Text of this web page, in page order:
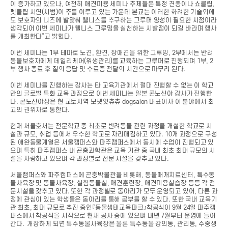
이 증가하고 있으나, 여전히 애견미용 세미나 주제들은 특정 견종이나 쇼클립,
펫클립 시연(시범)이 주를 이루고 있는 가운데 본교는 이러한 화려한 기술외에
도 보호자의 니즈에 발맞춰 웰니스를 추구하는 그루머 양성이 필요한 시점이라
생각되어 이번 세미나가 웰니스 그루밍을 실천하는 시발점이 되길 바라며 행사
를 개최한다”고 밝혔다.
이번 세미나는 1부 테마로 노견, 환견, 장애견을 위한 그루밍, 2부에서는 반려
동물보호자에게 데일리케어(위생관리)를 교육하는 그루머로 진행되며 1부, 2
부 행사 종료 후 질의 응답 및 수료증 전달의 시간으로 마무리 된다.
이번 세미나를 진행하는 강사는 타 교육기관에서 절대 진행할 수 없는 이 학교
만의 글로벌 특화 교육 과정으로 이번 세미나는 일본 콘노신야 강사가 진행한
다. 콘노신야상은 현 교토지역 모펫잇츄츄 dogsalon 대표이자 이 분야에서 최
고의 권위자로 통한다.
현재 서울호서는 전문학교 중 최초로 반려동물 관련 과정을 개설한 학교로 시
설과 규모, 취업 등에서 우수한 학교로 자리매김하고 있다. 10개 과정으로 구성
된 애완동물계열은 서울캠퍼스와 파주캠퍼스에서 동시에 수업이 진행되고 있
으며 특히 파주캠퍼스 내 곤충과학관은 교육 기관 중 국내 최초 최대 규모의 시
설을 자랑하고 있으며 각 과정별로 전문 시설을 갖추고 있다.
서울캠퍼스와 파주캠퍼스에 곤충박물관을 비롯해, 동물매개치료센터, 특수동
물사육장 및 동물사육장, 실험동물실, 애견훈련장, 애견미용실습장 등등 각 전
문시설을 갖추고 있다. 또한 각 과정별로 동아리가 모두 운영되고 있어, 다른 과
정에 관심이 있는 학생들은 동아리를 통해 공부를 할 수 있다. 또한 국내 교육기
관 최초, 최대 규모로 추진 중인『동물생태교육파크』착공식이 9월 24일 파주캠
퍼스에서 착공식을 시작으로 현재 공사 중에 있으며 내년 7월부터 운영에 들어
간다. 개장하게 되면 특수동물사육장은 물론 특수동물 강의동, 관리동, 수중생